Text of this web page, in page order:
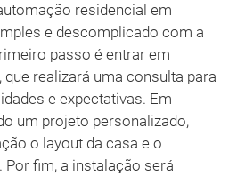
residencial em
e descomplicado com a
passo é entrar em
realizará uma consulta para
e expectativas. Em
um projeto personalizado,
o layout da casa e o
fim, a instalação será